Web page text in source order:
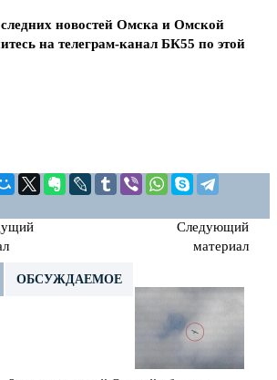
новостей Омска и Омской
на телеграм-канал БК55 по этой
Следующий
материал
ОБСУЖДАЕМОЕ